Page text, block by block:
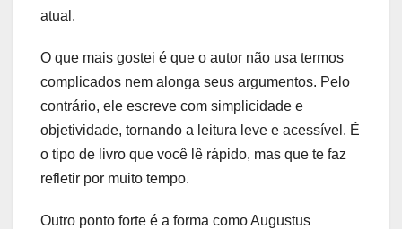
atual.
O que mais gostei é que o autor não usa termos
complicados nem alonga seus argumentos. Pelo
contrário, ele escreve com simplicidade e
objetividade, tornando a leitura leve e acessível. É
o tipo de livro que você lê rápido, mas que te faz
refletir por muito tempo.
Outro ponto forte é a forma como Augustus